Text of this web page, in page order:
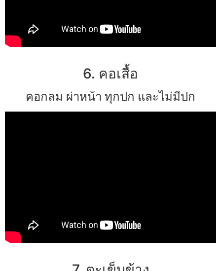
6. คอเสื้อ
คอกลม ผ่าหน้า ทุกปก และไม่มีปก